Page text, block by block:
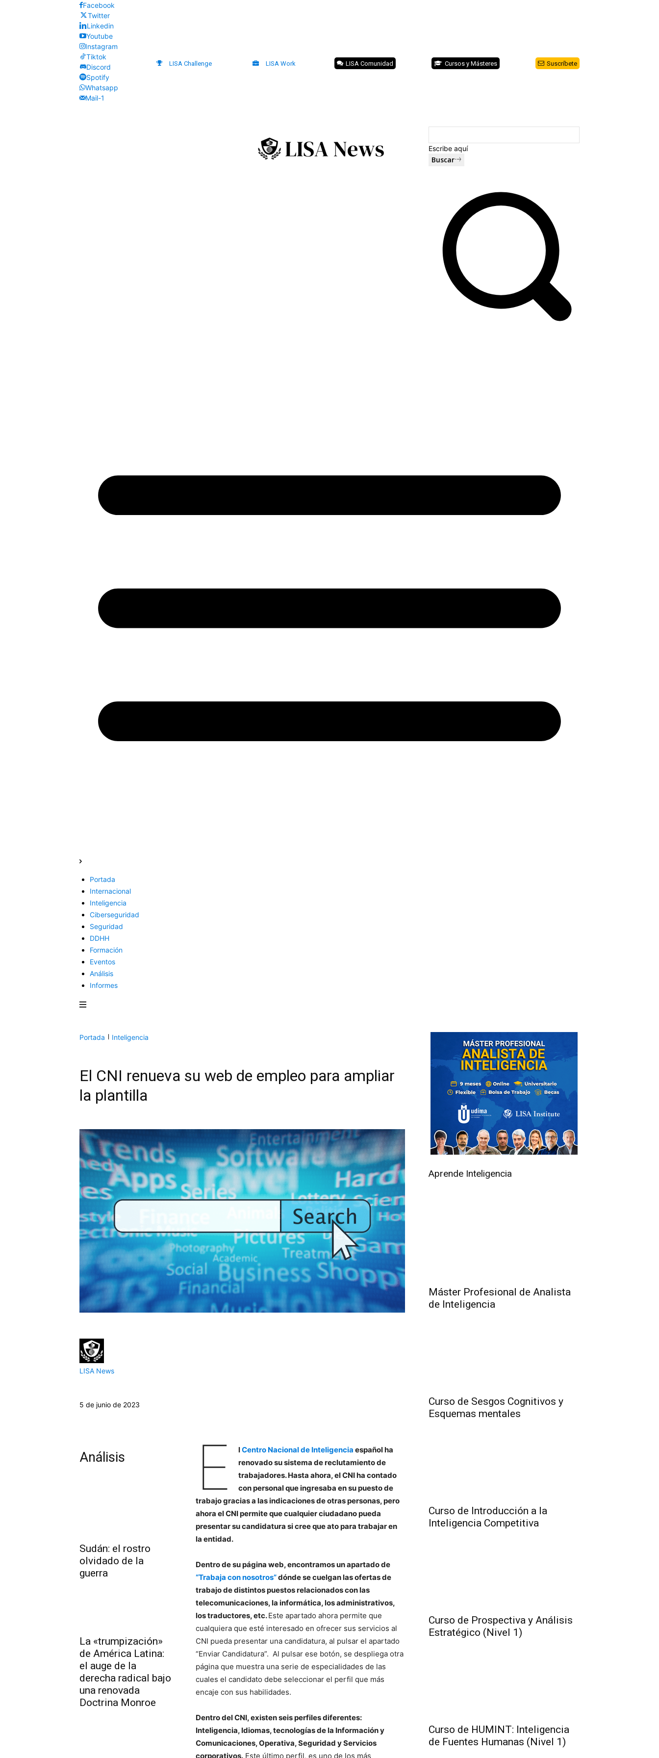
Suscríbete
Cursos y Másteres
LISA Comunidad
LISA Work
LISA Challenge
Facebook
Twitter
Linkedin
Youtube
Instagram
Tiktok
Discord
Spotify
Whatsapp
Mail-1
Escribe aquí
Buscar
Portada
Internacional
Inteligencia
Ciberseguridad
Seguridad
DDHH
Formación
Eventos
Análisis
Informes
Portada Inteligencia
El CNI renueva su web de empleo para ampliar
la plantilla
LISA News
5 de junio de 2023
Análisis
Sudán: el rostro
olvidado de la
guerra
La «trumpización»
de América Latina:
el auge de la
derecha radical bajo
una renovada
Doctrina Monroe
E lCentro Nacional de Inteligencia español ha
renovado su sistema de reclutamiento de
trabajadores. Hasta ahora, el CNI ha contado
con personal que ingresaba en su puesto de
trabajo gracias a las indicaciones de otras personas, pero
ahora el CNI permite que cualquier ciudadano pueda
presentar su candidatura si cree que ato para trabajar en
la entidad.
Dentro de su página web, encontramos un apartado de
“Trabaja con nosotros”dónde se cuelgan las ofertas de
trabajo de distintos puestos relacionados con las
telecomunicaciones, la informática, los administrativos,
los traductores, etc.Este apartado ahora permite que
cualquiera que esté interesado en ofrecer sus servicios al
CNI pueda presentar una candidatura, al pulsar el apartado
“Enviar Candidatura”. Al pulsar ese botón, se despliega otra
página que muestra una serie de especialidades de las
cuales el candidato debe seleccionar el perfil que más
encaje con sus habilidades.
Dentro del CNI, existen seis perfiles diferentes:
Inteligencia, Idiomas, tecnologías de la Información y
Comunicaciones, Operativa, Seguridad y Servicios
corporativos. Este último perfil, es uno de los más
Aprende Inteligencia
Máster Profesional de Analista
de Inteligencia
Curso de Sesgos Cognitivos y
Esquemas mentales
Curso de Introducción a la
Inteligencia Competitiva
Curso de Prospectiva y Análisis
Estratégico (Nivel 1)
Curso de HUMINT: Inteligencia
de Fuentes Humanas (Nivel 1)